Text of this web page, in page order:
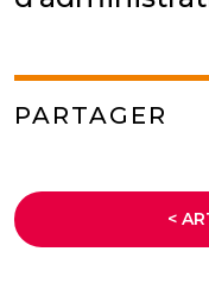
PARTAGER
<